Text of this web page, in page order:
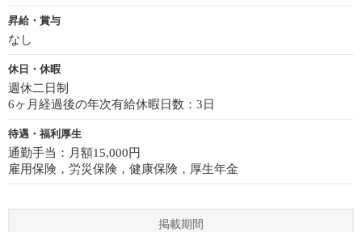
昇給・賞与
なし
休日・休暇
週休二日制
6ヶ月経過後の年次有給休暇日数：3日
待遇・福利厚生
通勤手当：月額15,000円
雇用保険，労災保険，健康保険，厚生年金
掲載期間